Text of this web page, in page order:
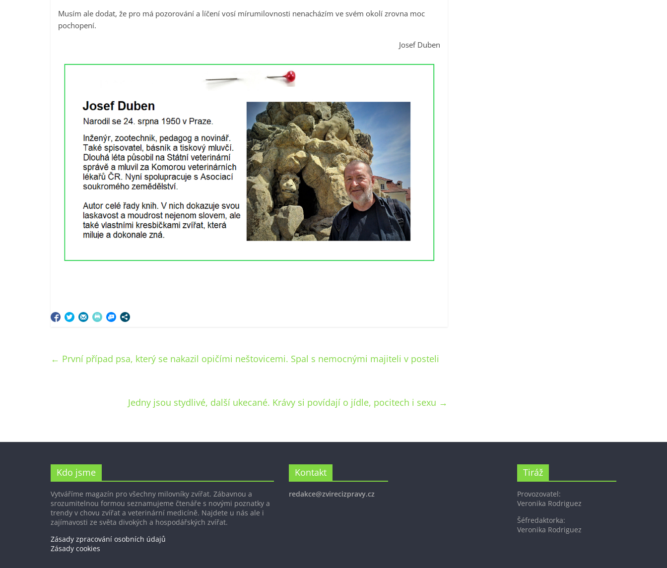
Musím ale dodat, že pro má pozorování a líčení vosí mírumilovnosti nenacházím ve svém okolí zrovna moc
pochopení.
Josef Duben
← První případ psa, který se nakazil opičími neštovicemi. Spal s nemocnými majiteli v posteli
Jedny jsou stydlivé, další ukecané. Krávy si povídají o jídle, pocitech i sexu →
Kdo jsme
Vytváříme magazín pro všechny milovníky zvířat. Zábavnou a
srozumitelnou formou seznamujeme čtenáře s novými poznatky a
trendy v chovu zvířat a veterinární medicíně. Najdete u nás ale i
zajímavosti ze světa divokých a hospodářských zvířat.
Zásady zpracování osobních údajů
Zásady cookies
Kontakt
redakce@zvirecizpravy.cz
Tiráž
Provozovatel:
Veronika Rodriguez
Šéfredaktorka:
Veronika Rodriguez